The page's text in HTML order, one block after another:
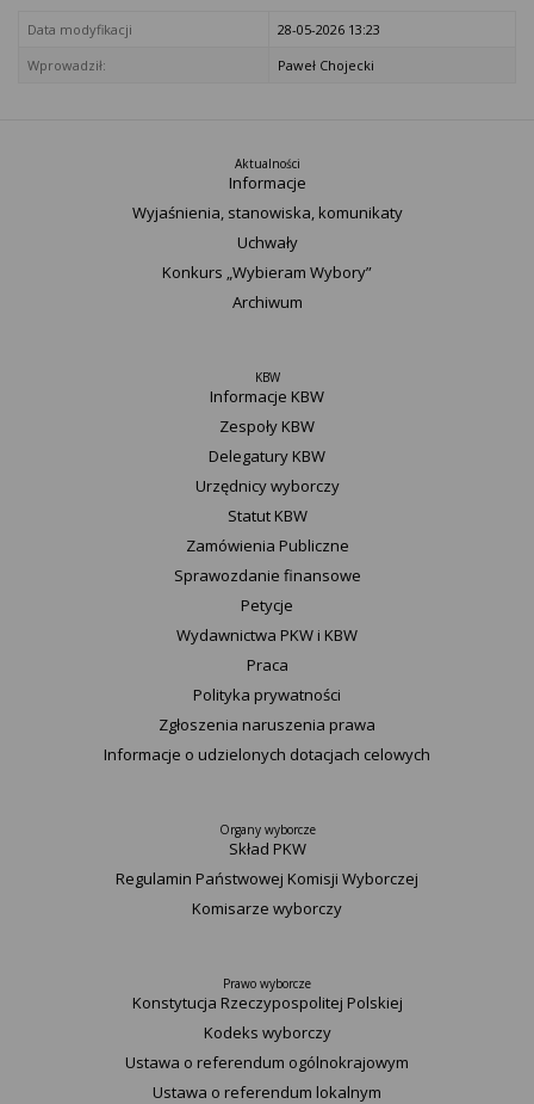
Data modyfikacji
28-05-2026 13:23
Wprowadził:
Paweł Chojecki
Aktualności
Informacje
Wyjaśnienia, stanowiska, komunikaty
Uchwały
Konkurs „Wybieram Wybory”
Archiwum
KBW
Informacje KBW
Zespoły KBW
Delegatury ​KBW
Urzędnicy wyborczy
Statut K​BW
Zamówienia Publiczne
Sprawozdanie finansowe
Petycje
Wydawnictwa PKW i KBW
Praca
Polityka prywatności
Zgłoszenia naruszenia prawa
Informacje o udzielonych dotacjach celowych
Organy wyborcze
Skład PKW
Regulamin Państwowej Komisji Wyborczej
Komisarze wyborczy
Prawo wyborcze
Konstytucja Rzeczypospolitej Polskiej​
Kodeks wyborczy
Ustawa o referendum ogólnokrajowym
Ustawa o referendum lokalnym